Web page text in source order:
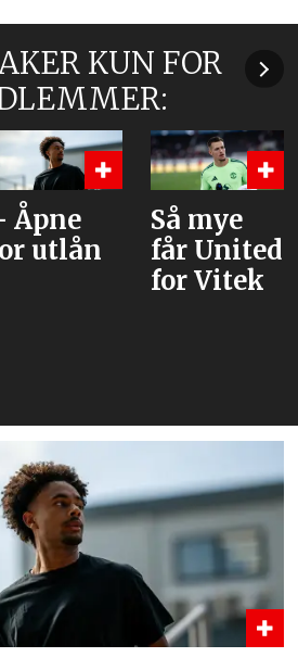
KUN FOR
Åpne
utlån
Så mye
får United
for Vitek